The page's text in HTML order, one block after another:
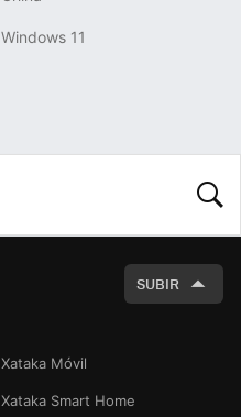
Windows 11
SUBIR
Xataka Móvil
Xataka Smart Home